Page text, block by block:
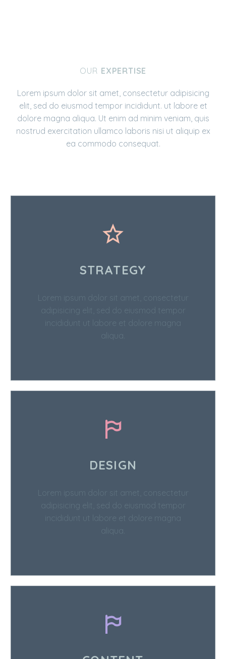
OUR EXPERTISE
Lorem ipsum dolor sit amet, consectetur adipisicing
elit, sed do eiusmod tempor incididunt. ut labore et
dolore magna aliqua. Ut enim ad minim veniam, quis
nostrud exercitation ullamco laboris nisi ut aliquip ex
ea commodo consequat.
STRATEGY
Lorem ipsum dolor sit amet, consectetur
adipisicing elit, sed do eiusmod tempor
incididunt ut labore et dolore magna
aliqua.
DESIGN
Lorem ipsum dolor sit amet, consectetur
adipisicing elit, sed do eiusmod tempor
incididunt ut labore et dolore magna
aliqua.